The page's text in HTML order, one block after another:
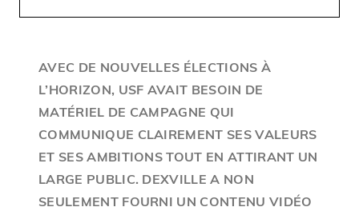
AVEC DE NOUVELLES ÉLECTIONS À
L’HORIZON, USF AVAIT BESOIN DE
MATÉRIEL DE CAMPAGNE QUI
COMMUNIQUE CLAIREMENT SES VALEURS
ET SES AMBITIONS TOUT EN ATTIRANT UN
LARGE PUBLIC. DEXVILLE A NON
SEULEMENT FOURNI UN CONTENU VIDÉO